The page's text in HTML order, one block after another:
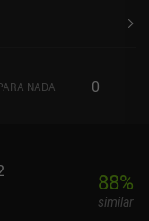
NADA 0
88%
similar